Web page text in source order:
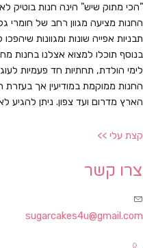
"הכי מתוק שיש" הינה חנות בוטיק
החנות מציעה מגוון רחב של חומרי
תבניות אפייה שונות ומגוונות
בנוסף תוכלו למצוא אצלנו בחנות
לימי הולדת, תחתיות חד פעמיות
החנות ממוקמת במודיעין אך בעזרת
הארץ מדרום ועד צפון. ניתן
קצת עלי >>
צרו קשר
sugarcakes4u@gmail.com